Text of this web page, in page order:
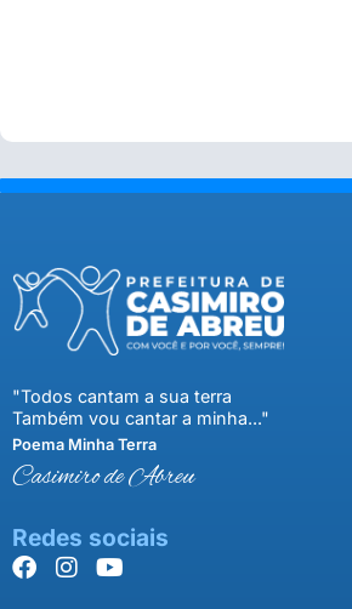
"Todos cantam a sua terra
Também vou cantar a minha..."
Poema Minha Terra
Casimiro de Abreu
Redes sociais